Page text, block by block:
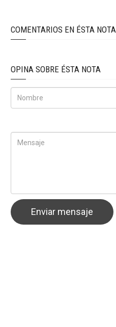
COMENTARIOS EN ÉSTA NOTA
OPINA SOBRE ÉSTA NOTA